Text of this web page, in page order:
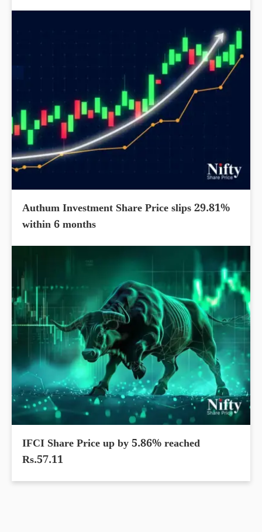
Authum Investment Share Price slips 29.81%
within 6 months
IFCI Share Price up by 5.86% reached
Rs.57.11